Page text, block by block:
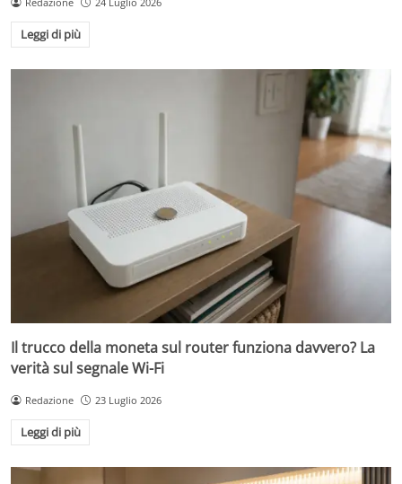
Leggi di più
Il trucco della moneta sul router funziona davvero? La
verità sul segnale Wi-Fi
Redazione 23 Luglio 2026
Leggi di più